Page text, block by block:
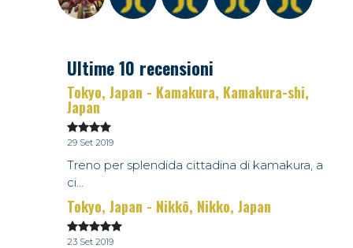
Ultime 10 recensioni
Tokyo, Japan - Kamakura, Kamakura-shi,
Japan
29 Set 2019
Treno per splendida cittadina di kamakura, a
ci...
Tokyo, Japan - Nikkō, Nikko, Japan
23 Set 2019